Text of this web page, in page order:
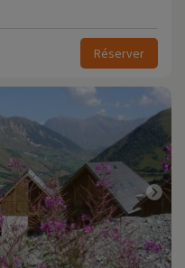
Réserver